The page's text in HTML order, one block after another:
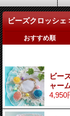
ビーズクロッシ
おすすめ順
ビー
ャー
4,950